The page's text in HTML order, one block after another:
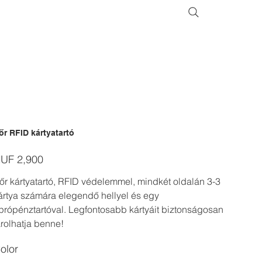
RFID kártyatartó
2,900
kártyatartó, RFID védelemmel, mindkét oldalán 3-3
számára elegendő hellyel és egy
Legfontosabb kártyáit biztonságosan
benne!